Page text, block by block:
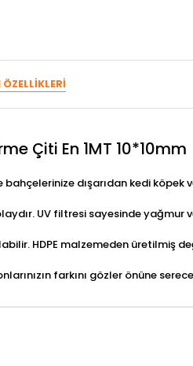
Çiti En 1MT 10*10mm
bahçelerinize dışarıdan kedi
UV filtresi sayesinde yağmur
HDPE malzemeden üretilmiş
farkını gözler önüne